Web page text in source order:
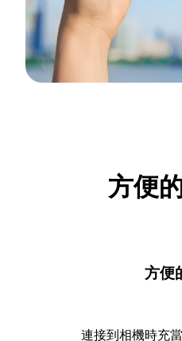
方便
方便
連接到相機時充